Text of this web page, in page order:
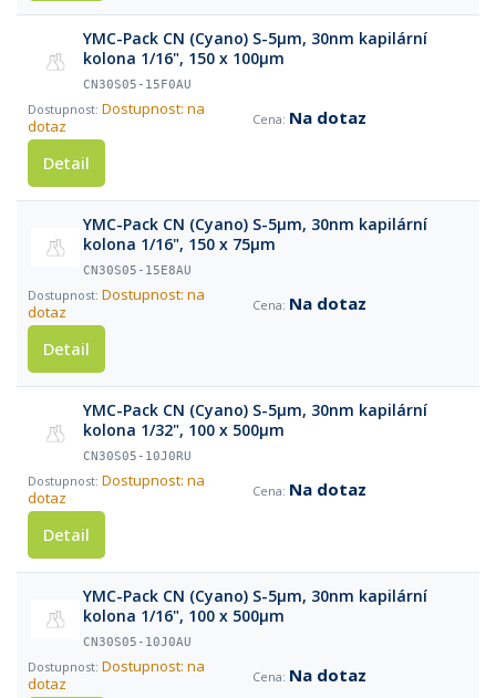
YMC-Pack CN (Cyano) S-5µm, 30nm kapilární
kolona 1/16", 150 x 100µm
CN30S05-15F0AU
Dostupnost: na
dotaz
Na dotaz
Detail
YMC-Pack CN (Cyano) S-5µm, 30nm kapilární
kolona 1/16", 150 x 75µm
CN30S05-15E8AU
Dostupnost: na
dotaz
Na dotaz
Detail
YMC-Pack CN (Cyano) S-5µm, 30nm kapilární
kolona 1/32", 100 x 500µm
CN30S05-10J0RU
Dostupnost: na
dotaz
Na dotaz
Detail
YMC-Pack CN (Cyano) S-5µm, 30nm kapilární
kolona 1/16", 100 x 500µm
CN30S05-10J0AU
Dostupnost: na
dotaz
Na dotaz